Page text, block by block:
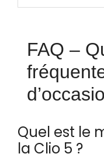
FAQ –
Quel est le
la Clio 5 ?